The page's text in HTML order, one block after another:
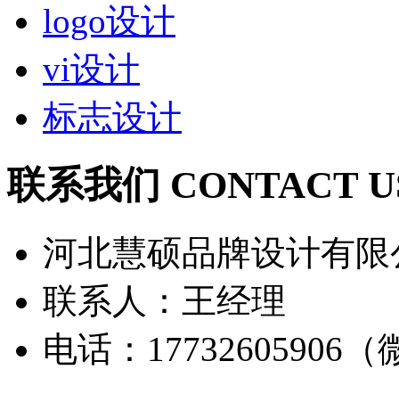
logo设计
vi设计
标志设计
联系我们 CONTACT
河北慧硕品牌设计有限
联系人：王经理
电话：17732605906（